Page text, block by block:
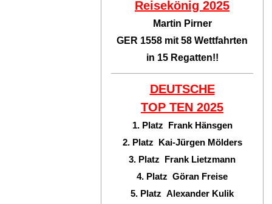
Reisekönig 2025
Martin Pirner
GER 1558 mit 58 Wettfahrten
in 15 Regatten!!
DEUTSCHE
TOP TEN 2025
1. Platz Frank Hänsgen
2. Platz Kai-Jürgen Mölders
3. Platz Frank Lietzmann
4. Platz Göran Freise
5. Platz Alexander Kulik